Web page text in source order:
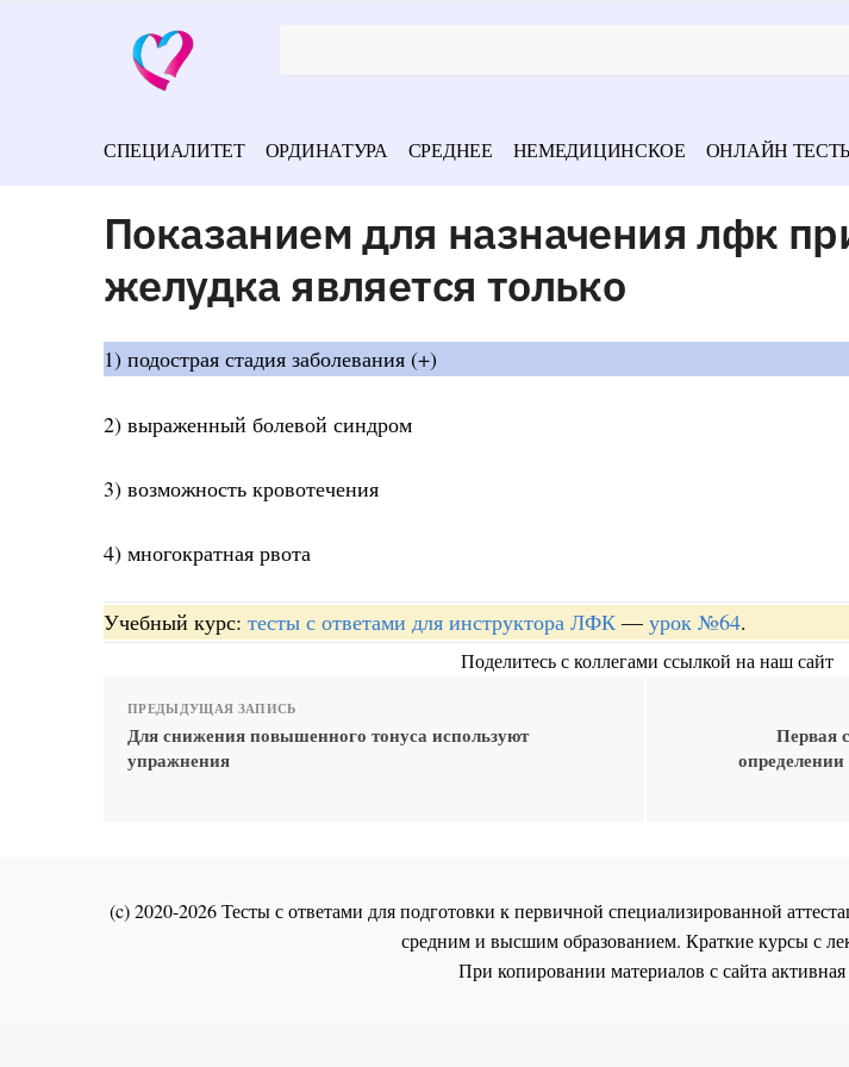
СПЕЦИАЛИТЕТ ОРДИНАТУРА СРЕДНЕЕ НЕМЕДИЦИНСКОЕ ОНЛАЙН
Показанием для назначения лфк
желудка является только
1) подострая стадия заболевания (+)
2) выраженный болевой синдром
3) возможность кровотечения
4) многократная рвота
Учебный курс: тесты с ответами для инструктора ЛФК — урок №64.
Поделитесь с коллегами ссылкой на наш сайт
ПРЕДЫДУЩАЯ ЗАПИСЬ
Для снижения повышенного тонуса используют
упражнения
Первая
(c) 2020-2026 Тесты с ответами для подготовки к первичной специализированной
средним и высшим образованием. Краткие курсы с
При копировании материалов с сайта